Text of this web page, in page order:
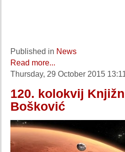
Published in News
Read more...
Thursday, 29 October 2015
120. kolokvij
Bošković